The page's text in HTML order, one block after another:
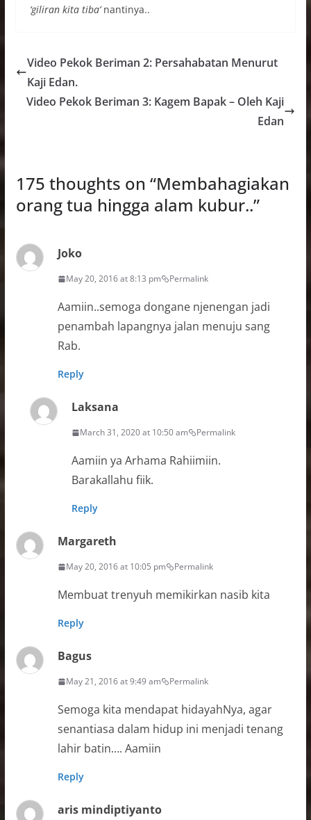
‘giliran kita tiba’nantinya..
Video Pekok Beriman 2: Persahabatan Menurut
Kaji Edan.
Video Pekok Beriman 3: Kagem Bapak – Oleh Kaji
Edan
175 thoughts on “Membahagiakan
orang tua hingga alam kubur..”
Joko
May 20, 2016 at 8:13 pm Permalink
Aamiin..semoga dongane njenengan jadi
penambah lapangnya jalan menuju sang
Rab.
Reply
Laksana
March 31, 2020 at 10:50 am Permalink
Aamiin ya Arhama Rahiimiin.
Barakallahu fiik.
Reply
Margareth
May 20, 2016 at 10:05 pm Permalink
Membuat trenyuh memikirkan nasib kita
Reply
Bagus
May 21, 2016 at 9:49 am Permalink
Semoga kita mendapat hidayahNya, agar
senantiasa dalam hidup ini menjadi tenang
lahir batin…. Aamiin
Reply
aris mindiptiyanto